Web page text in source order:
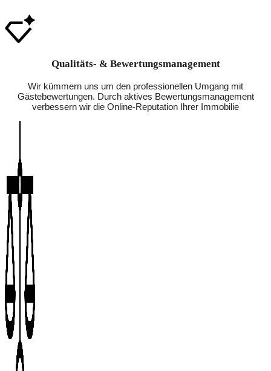
Qualitäts- & Bewertungsmanagement
Wir kümmern uns um den professionellen Umgang mit
Gästebewertungen. Durch aktives Bewertungsmanagement
verbessern wir die Online-Reputation Ihrer Immobilie